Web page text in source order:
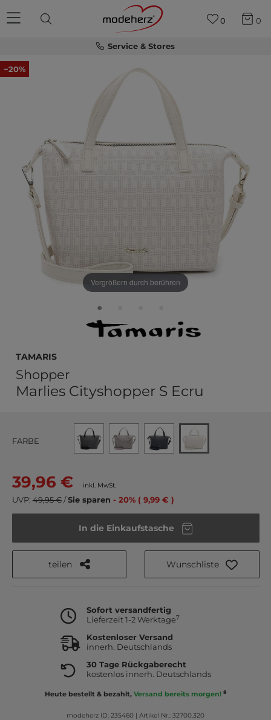
Service & Stores
0 0
−20%
Vergrößern durch berühren
Tamaris
Shopper
Marlies Cityshopper S Ecru
FARBE
39,96 € inkl. MwSt.
UVP: 49,95 €/Sie sparen - 20% ( 9,99 € )
In die Einkaufstasche
teilen Wunschliste
Sofort versandfertig
Lieferzeit 1-2 Werktage7
Kostenloser Versand
innerh. Deutschlands
30 Tage Rückgaberecht
kostenlos innerh. Deutschlands
Heute bestellt & bezahlt, Versand bereits morgen! 8
modeherz ID: 235460 | Artikel Nr.: 32700.320